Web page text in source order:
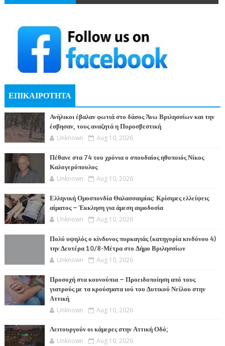
ΕΠΙΚΑΙΡΟΤΗΤΑ
Ανήλικοι έβαλαν φωτιά στο δάσος Άνω Βριλησσίων και την
έσβησαν, τους αναζητά η Πυροσβεστική
Unknown Aug 10, 2026
Πέθανε στα 74 του χρόνια ο σπουδαίος ηθοποιός Νίκος
Καλογερόπουλος
Unknown Aug 10, 2026
Ελληνική Ομοσπονδία Θαλασσαιμίας: Κρίσιμες ελλείψεις
αίματος – Έκκληση για άμεση αιμοδοσία
Unknown Aug 10, 2026
Πολύ υψηλός ο κίνδυνος πυρκαγιάς (κατηγορία κινδύνου 4)
την Δευτέρα 10/8-Μέτρα στο Δήμο Βριλησσίων
Unknown Aug 10, 2026
Προσοχή στα κουνούπια – Προειδοποίηση από τους
γιατρούς με τα κρούσματα ιού του Δυτικού Νείλου στην
Αττική
Unknown Aug 10, 2026
Λειτουργούν οι κάμερες στην Αττική Οδό;
Unknown Aug 10, 2026